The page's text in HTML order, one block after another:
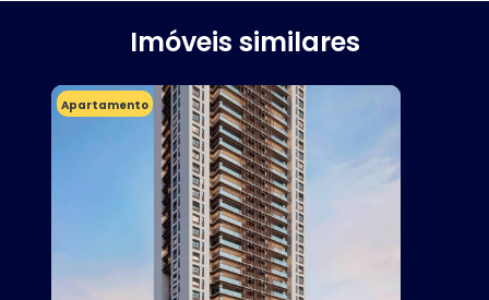
Imóveis similares
Apartamento